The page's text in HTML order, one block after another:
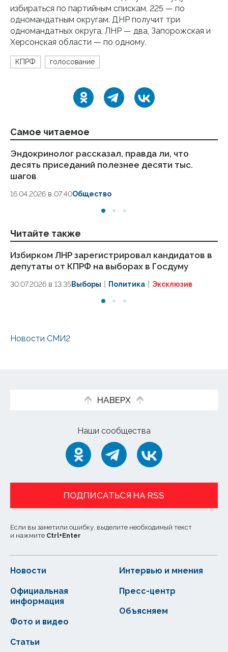
избираться по партийным спискам, 225 — по
одномандатным округам. ДНР получит три
одномандатных округа, ЛНР — два, Запорожская и
Херсонская области — по одному.
КПРФ голосование
Самое читаемое
Эндокринолог рассказал, правда ли, что
десять приседаний полезнее десяти тыс.
шагов
16.04.2026 в 07:40Общество
Читайте также
Избирком ЛНР зарегистрировал кандидатов в
депутаты от КПРФ на выборах в Госдуму
30.07.2026 в 13:35 Выборы Политика Эксклюзив
Новости СМИ2
НАВЕРХ
Наши сообщества
ПОДПИСАТЬСЯ НА RSS
Если вы заметили ошибку, выделите необходимый текст
и нажмите Ctrl+Enter
Новости
Статьи
Официальная
информация
Интервью и мнения
Фото и видео
Пресс-центр
Объясняем